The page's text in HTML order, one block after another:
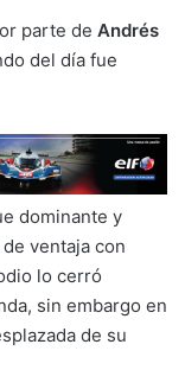
parte de Andrés
del día fue
dominante y
ventaja con
lo cerró
sin embargo en
de su